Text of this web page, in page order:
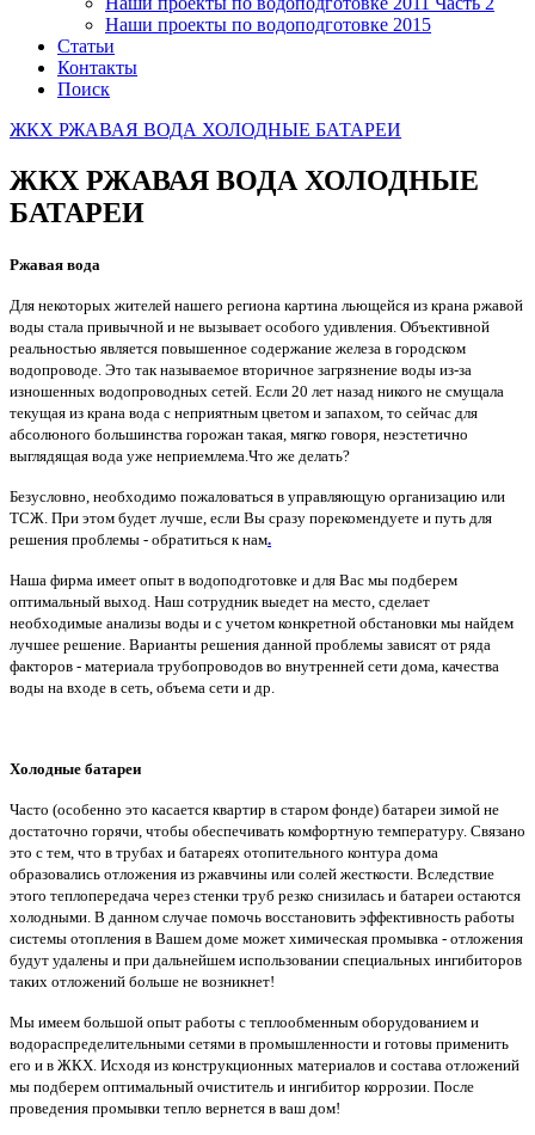
Наши проекты по водоподготовке 2015
Статьи
Контакты
Поиск
ЖКХ РЖАВАЯ ВОДА ХОЛОДНЫЕ БАТАРЕИ
ЖКХ РЖАВАЯ ВОДА ХОЛОДНЫЕ
БАТАРЕИ
Ржавая вода
Для некоторых жителей нашего региона картина льющейся из крана ржавой
воды стала привычной и не вызывает особого удивления. Объективной
реальностью является повышенное содержание железа в городском
водопроводе. Это так называемое вторичное загрязнение воды из-за
изношенных водопроводных сетей. Если 20 лет назад никого не смущала
текущая из крана вода с неприятным цветом и запахом, то сейчас для
абсолюного большинства горожан такая, мягко говоря, неэстетично
выглядящая вода уже неприемлема.Что же делать?
Безусловно, необходимо пожаловаться в управляющую организацию или
ТСЖ. При этом будет лучше, если Вы сразу порекомендуете и путь для
решения проблемы - обратиться к нам.
Наша фирма имеет опыт в водоподготовке и для Вас мы подберем
оптимальный выход. Наш сотрудник выедет на место, сделает
необходимые анализы воды и с учетом конкретной обстановки мы найдем
лучшее решение. Варианты решения данной проблемы зависят от ряда
факторов - материала трубопроводов во внутренней сети дома, качества
воды на входе в сеть, объема сети и др.
Холодные батареи
Часто (особенно это касается квартир в старом фонде) батареи зимой не
достаточно горячи, чтобы обеспечивать комфортную температуру. Связано
это с тем, что в трубах и батареях отопительного контура дома
образовались отложения из ржавчины или солей жесткости. Вследствие
этого теплопередача через стенки труб резко снизилась и батареи остаются
холодными. В данном случае помочь восстановить эффективность работы
системы отопления в Вашем доме может химическая промывка - отложения
будут удалены и при дальнейшем использовании специальных ингибиторов
таких отложений больше не возникнет!
Мы имеем большой опыт работы с теплообменным оборудованием и
водораспределительными сетями в промышленности и готовы применить
его и в ЖКХ. Исходя из конструкционных материалов и состава отложений
мы подберем оптимальный очиститель и ингибитор коррозии. После
проведения промывки тепло вернется в ваш дом!